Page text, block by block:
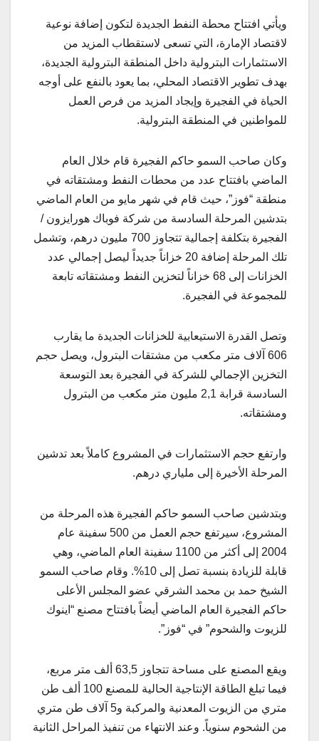
ويأتي افتتاح محطة النفط الجديدة لتكون إضافة نوعية
لاقتصاد الإمارة، التي تسعى لاستقطاب المزيد من
الاستثمارات البترولية داخل المنطقة البترولية الجديدة،
بهدف تطوير الاقتصاد المحلي، بما يعود بالنفع على أوجه
الحياة في الفجيرة وإيجاد المزيد من فرص العمل
للمواطنين في المنطقة البترولية.
وكان صاحب السمو حاكم الفجيرة قام خلال العام
الماضي بافتتاح عدد من محطات النفط ومشتقاته في
منطقة “فوز”، حيث قام في شهر مايو من العام الماضي
بتدشين المرحلة السادسة من شركة فوباك هورايزون /
الفجيرة بتكلفة إجمالية تتجاوز 700 مليون درهم، وتشمل
تلك المرحلة إضافة 20 خزاناً جديداً ليصل إجمالي عدد
الخزانات إلى 68 خزاناً لتخزين النفط ومشتقاته تابعة
للمجموعة في الفجيرة.
وتصل القدرة الاستيعابية للخزانات الجديدة ما يقارب
606 آلاف متر مكعب من مشتقات البترول، ويصل حجم
التخزين الإجمالي للشركة في الفجيرة بعد التوسعة
السادسة قرابة 2,1 مليون متر مكعب من البترول
ومشتقاته.
وارتفع حجم الاستثمارات في المشروع كاملاً بعد تدشين
المرحلة الأخيرة إلى ملياري درهم.
وبتدشين صاحب السمو حاكم الفجيرة هذه المرحلة من
المشروع، سيرتفع حجم العمل من 500 سفينة عام
2004 إلى أكثر من 1100 سفينة العام الماضي، وهي
قابلة للزيادة بنسبة تصل إلى 10%. وقام صاحب السمو
الشيخ حمد بن محمد الشرقي عضو المجلس الأعلى
حاكم الفجيرة العام الماضي أيضاً بافتتاح مصنع “اينوك
للزيوت والشحوم” في “فوز”.
ويقع المصنع على مساحة تتجاوز 63,5 ألف متر مربع،
فيما تبلغ الطاقة الإنتاجية الحالية للمصنع 100 ألف طن
متري من الزيوت المعدنية والمركبة و5 آلاف طن متري
من الشحوم سنوياً. وعند الانتهاء من تنفيذ المراحل الثانية